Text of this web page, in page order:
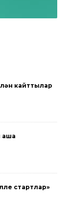
кайттылар
аша
стартлар»